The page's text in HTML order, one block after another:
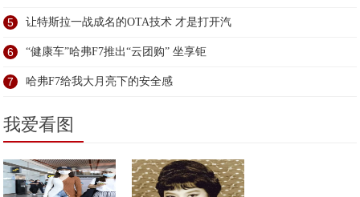
5 让特斯拉一战成名的OTA技术 才是打开汽
6 “健康车”哈弗F7推出“云团购” 坐享钜
7 哈弗F7给我大月亮下的安全感
我爱看图